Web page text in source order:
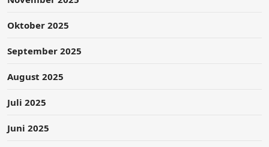
Oktober 2025
September 2025
August 2025
Juli 2025
Juni 2025